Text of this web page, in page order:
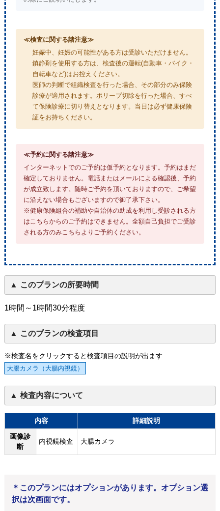
≪検査に関する諸注意≫
妊娠中、妊娠の可能性がある方は受診いただけません。
鎮静剤を使用する方は、検査後の運転(自動車・バイク・
自転車など)はお控えください。
医師の判断で組織検査を行った場合、その部分のみ保険
診療が適用されます。ポリープ切除を行った場合、すべ
て保険診療に切り替えとなります。当日は必ず健康保険
証をお持ちください。
≪予約に関する諸注意≫
インターネットでのご予約は仮予約となります。予約はまだ
確定しておりません。電話またはメールによる確認後、予約
が成立致します。随時ご予約を頂いておりますので、ご希望
に沿えない場合もございますので御了承下さい。
※健康保険組合の補助や自治体の助成を利用し受診される方
はこちらからのご予約はできません。全額自己負担でご受診
される方のみこちらよりご予約ください。
このプランの所要時間
1時間～1時間30分程度
このプランの検査項目
※検査名をクリックすると検査項目の説明が出ます
大腸カメラ（大腸内視鏡）
検査内容について
内容
詳細説明
画像診
断
内視鏡検査 大腸カメラ
＊このプランにはオプションがあります。オプション選
択は次画面です。